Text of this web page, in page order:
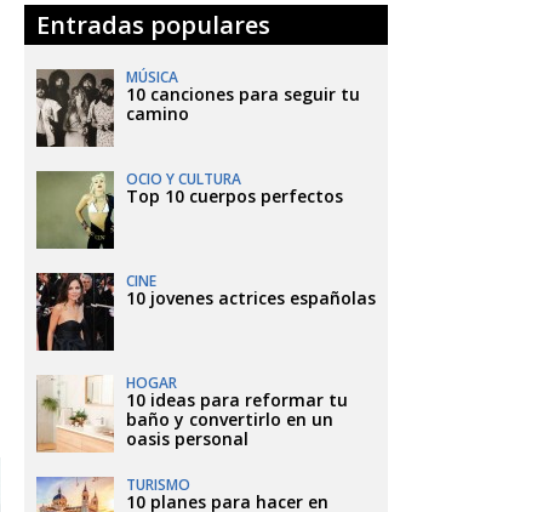
Entradas populares
MÚSICA
10 canciones para seguir tu
camino
OCIO Y CULTURA
Top 10 cuerpos perfectos
CINE
10 jovenes actrices españolas
HOGAR
10 ideas para reformar tu
baño y convertirlo en un
oasis personal
TURISMO
10 planes para hacer en